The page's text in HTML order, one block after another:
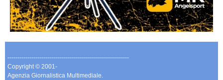
-------------------------------------------------------------
Copyright © 2001-
Agenzia Giornalistica Multimediale.